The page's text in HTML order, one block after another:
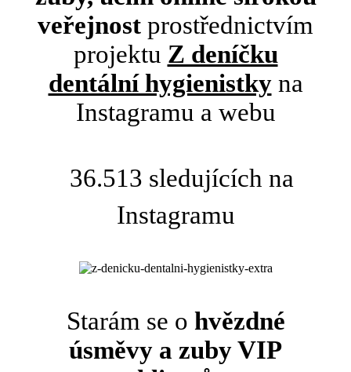
veřejnost prostřednictvím
projektu Z deníčku
dentální hygienistkyna
Instagramu a webu
36.513 sledujících na
Instagramu
Starám se o hvězdné
úsměvy a zuby VIP